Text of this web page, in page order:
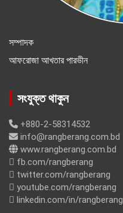
সম্পাদক
আফরোজা আখতার পারভীন
সংযুক্ত থাকুন
+880-2-58314532
info@rangberang.com.bd
www.rangberang.com.bd
fb.com/rangberang
twitter.com/rangberang
youtube.com/rangberang
linkedin.com/in/rangberang